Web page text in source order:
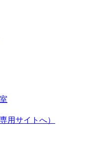
用サイトへ）